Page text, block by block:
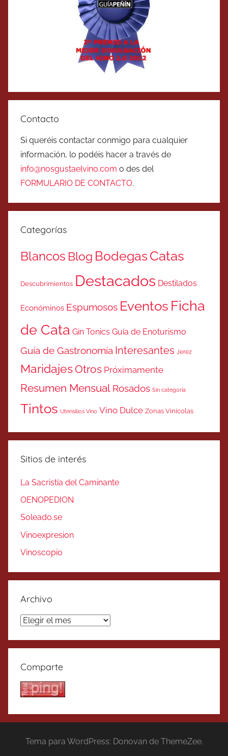
Contacto
Si queréis contactar conmigo para cualquier
información, lo podéis hacer a través de
info@nosgustaelvino.com o des del
FORMULARIO DE CONTACTO.
Categorías
Blancos Blog BodegasCatas
Descubrimientos Destacados Destilados
Económinos Espumosos Eventos Ficha
de Cata Gin Tonics Guía de Enoturismo
Guía de Gastronomía Interesantes Jerez
MaridajesOtros Próximamente
Resumen Mensual Rosados Sin categoría
Tintos Utensilios Vino Vino Dulce Zonas Vinicolas
Sitios de interés
La Sacristía del Caminante
OENOPEDION
Soleado.se
Vinoexpresion
Vinoscopio
Archivo
Archivo
Comparte
Tema para WordPress: Donovan de ThemeZee.